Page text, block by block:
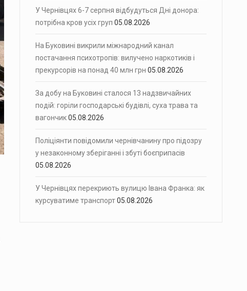
У Чернівцях 6-7 серпня відбудуться Дні донора:
потрібна кров усіх груп 05.08.2026
На Буковині викрили міжнародний канал
постачання психотропів: вилучено наркотиків і
прекурсорів на понад 40 млн грн 05.08.2026
За добу на Буковині сталося 13 надзвичайних
подій: горіли господарські будівлі, суха трава та
вагончик05.08.2026
Поліціянти повідомили чернівчанину про підозру
у незаконному зберіганні і збуті боєприпасів
05.08.2026
У Чернівцях перекриють вулицю Івана Франка: як
курсуватиме транспорт05.08.2026